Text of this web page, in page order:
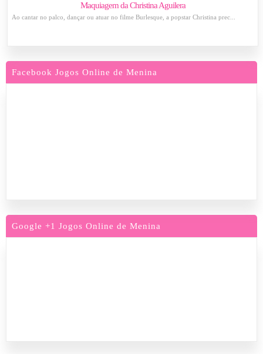
Maquiagem da Christina Aguilera
Ao cantar no palco, dançar ou atuar no filme Burlesque, a popstar Christina prec...
Facebook Jogos Online de Menina
Google +1 Jogos Online de Menina